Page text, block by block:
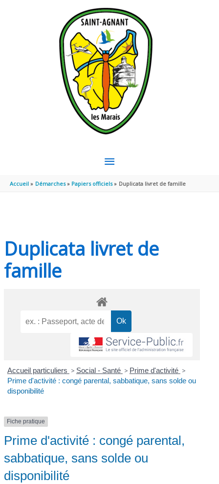
MENU
PRINCIPAL
Accueil Démarches Papiers officiels Duplicata livret de famille
Duplicata livret de
famille
Accueil particuliers > Social - Santé > Prime d'activité >
Prime d'activité : congé parental, sabbatique, sans solde ou
disponibilité
Fiche pratique
Prime d'activité : congé parental,
sabbatique, sans solde ou
disponibilité